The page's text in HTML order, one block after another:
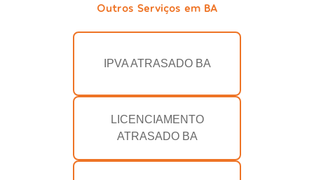
Outros Serviços em BA
IPVA ATRASADO BA
LICENCIAMENTO
ATRASADO BA